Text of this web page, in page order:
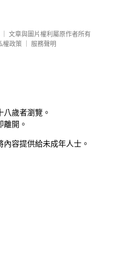
文章與圖片權利屬原作者所有
權政策
服務聲明
八歲者瀏覽。
離開。
容提供給未成年人士。